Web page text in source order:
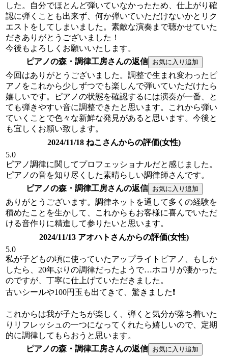
した。自分でほとんど弾いていなかったため、仕上がり確
認に弾くことも出来ず、何か弾いていただけないかとリク
エストをしてしまいました。素敵な演奏まで聴かせていた
だきありがとうございました！
今後もよろしくお願いいたします。
ピアノの森・調律工房さんの返信
今回はありがとうございました。調整で生まれ変わったピ
アノをこれから少しずつでも楽しんで弾いていただけたら
嬉しいです。ピアノの状態を確認するには演奏が一番、と
ても弾きやすい音に調整できたと思います。これから弾い
ていくことで色々な新鮮な発見があると思います。今後と
も宜しくお願い致します。
2024/11/18 ねこさんからの評価(女性)
5.0
ピアノ調律に関してプロフェッショナルだと感じました。
ピアノの音を知り尽くした素晴らしい調律師さんです。
ピアノの森・調律工房さんの返信
ありがとうございます。調律ネットを通して多くの経験を
積めたことを生かして、これからもお客様に喜んでいただ
ける音作りに精進して参りたいと思います。
2024/11/13 アオハトさんからの評価(女性)
5.0
私が子どもの頃に使っていたアップライトピアノ、もしか
したら、20年ぶりの調律だったようで…ホコリが凄かった
のですが、丁寧に仕上げていただきました。
古いシールや100円玉も出てきて、驚きました❗️
これからは我が子たちが楽しく、弾くと気分が落ち着いた
りリフレッシュの一つになってくれたら嬉しいので、定期
的に調律してもらおうと思います。
ピアノの森・調律工房さんの返信